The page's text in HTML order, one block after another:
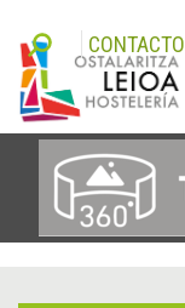
CONTACTO